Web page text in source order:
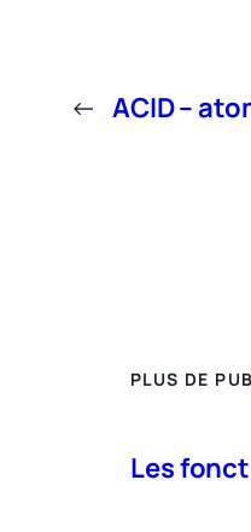
← ACID –
PLUS DE
Les